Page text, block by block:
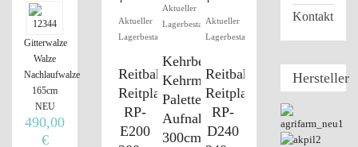
Aktueller
Lagerbestand
Reitbahnplaner
Reitplatzplaner
RP-
E200
Aktueller
Lagerbestand
Kehrbesen,
Kehrmaschine,
Palettengabel-
Aufnahme
300cm,
Aktueller
Lagerbestand
Reitbahnplaner
Reitplatzplaner
RP-
D240
Gitterwalze
Walze
Nachlaufwalze
165cm
NEU
490,00
€
Kontakt
Hersteller